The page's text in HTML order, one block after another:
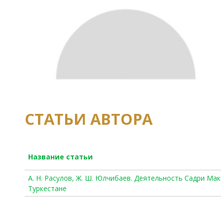
СТАТЬИ АВТОРА
Название статьи
А. Н. Расулов, Ж. Ш. Юлчибаев. Деятельность Садри
Туркестане